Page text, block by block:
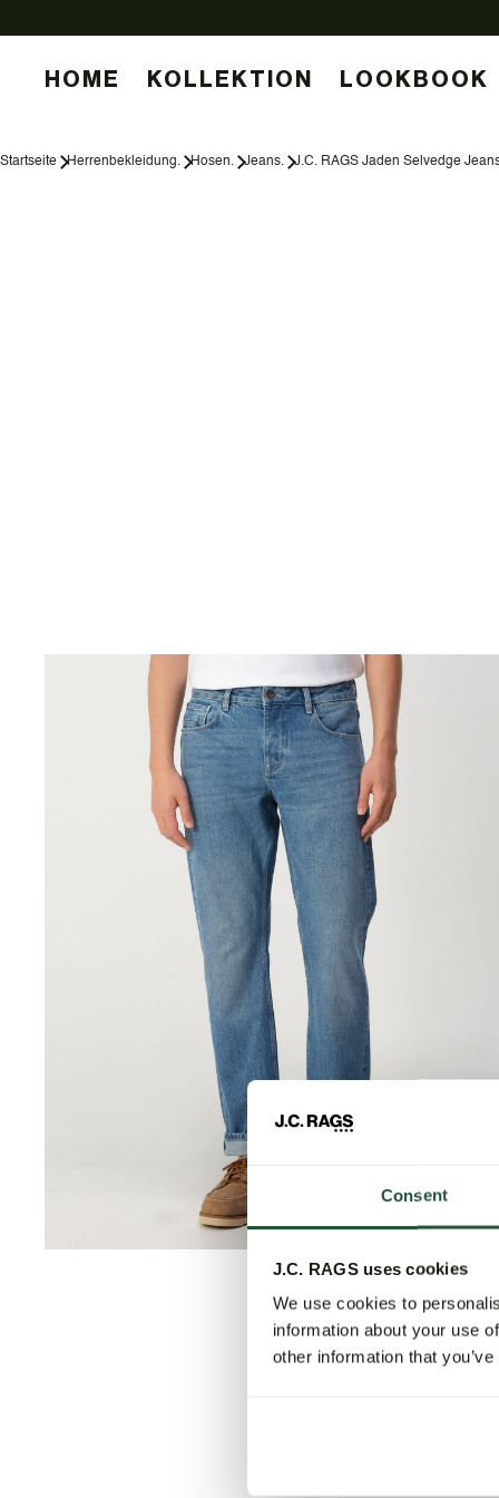
Consent
J.C. RAGS uses cookies
We use cookies to
information about your use
other information that
HOME KOLLEKTION LOOKBOOK
Startseite Herrenbekleidung. Hosen. Jeans. J.C. RAGS Jaden Selvedge